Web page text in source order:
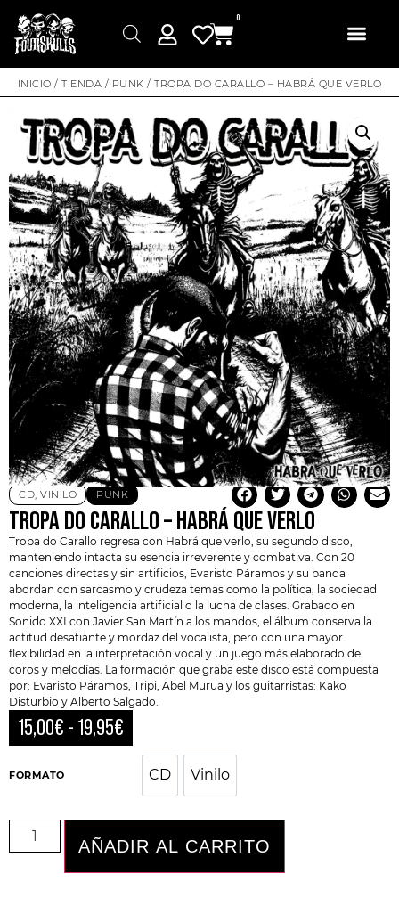
0
INICIO /TIENDA / PUNK / TROPA DO CARALLO – HABRÁ QUE VERLO
CD, VINILO PUNK
TROPA DO CARALLO – HABRÁ QUE VERLO
Tropa do Carallo regresa con Habrá que verlo, su segundo disco,
manteniendo intacta su esencia irreverente y combativa. Con 20
canciones directas y sin artificios, Evaristo Páramos y su banda
abordan con sarcasmo y crudeza temas como la política, la sociedad
moderna, la inteligencia artificial o la lucha de clases. Grabado en
Sonido XXI con Javier San Martín a los mandos, el álbum conserva la
actitud desafiante y mordaz del vocalista, pero con una mayor
flexibilidad en la interpretación vocal y un juego más elaborado de
coros y melodías. La formación que graba este disco está compuesta
por: Evaristo Páramos, Tripi, Abel Murua y los guitarristas: Kako
Disturbio y Alberto Salgado.
15,00€ -19,95€
FORMATO CD Vinilo
AÑADIR AL CARRITO